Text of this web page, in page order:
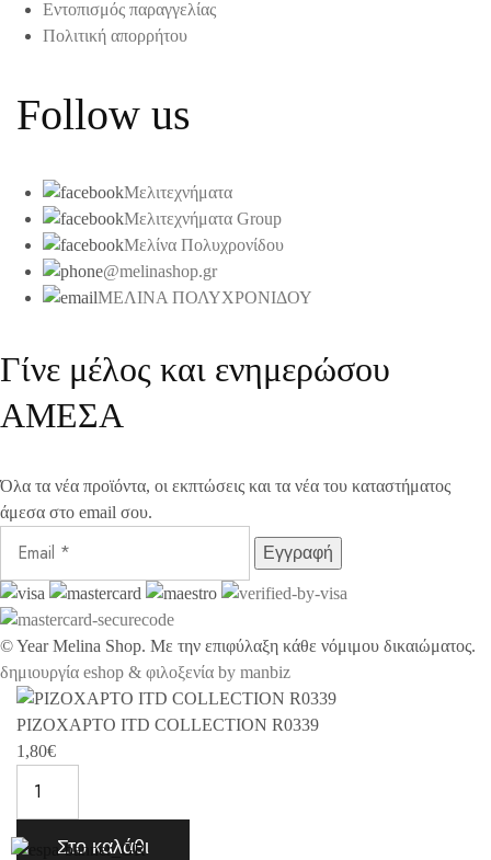
Εντοπισμός παραγγελίας
Πολιτική απορρήτου
Follow us
Μελιτεχνήματα
Μελιτεχνήματα Group
Μελίνα Πολυχρονίδου
@melinashop.gr
ΜΕΛΙΝΑ ΠΟΛΥΧΡΟΝΙΔΟΥ
Γίνε μέλος και ενημερώσου
ΑΜΕΣΑ
Όλα τα νέα προϊόντα, οι εκπτώσεις και τα νέα του καταστήματος
άμεσα στο email σου.
©YearMelina Shop. Με την επιφύλαξη κάθε νόμιμου δικαιώματος.
δημιουργία eshop & φιλοξενία by manbiz
ΡΙΖΟΧΑΡΤΟ ITD COLLECTION R0339
1,80€
Στο καλάθι